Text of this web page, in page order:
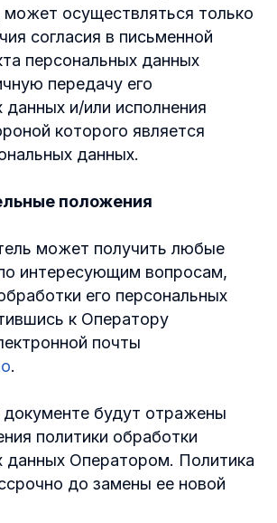
осуществляться только
согласия в письменной
персональных данных
передачу его
данных и/или исполнения
которого является
данных.
положения
может получить любые
интересующим вопросам,
его персональных
к Оператору
почты
.
будут отражены
политики обработки
данных Оператором. Политика
до замены ее новой